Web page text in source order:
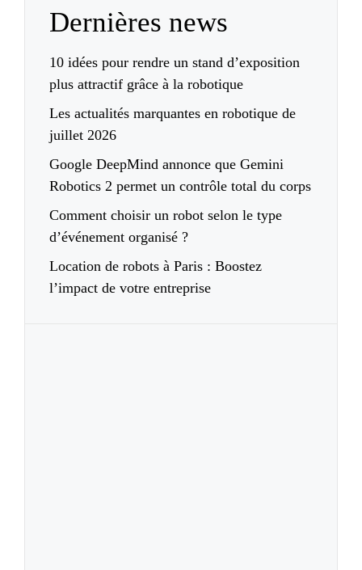
Dernières news
10 idées pour rendre un stand d’exposition
plus attractif grâce à la robotique
Les actualités marquantes en robotique de
juillet 2026
Google DeepMind annonce que Gemini
Robotics 2 permet un contrôle total du corps
Comment choisir un robot selon le type
d’événement organisé ?
Location de robots à Paris : Boostez
l’impact de votre entreprise